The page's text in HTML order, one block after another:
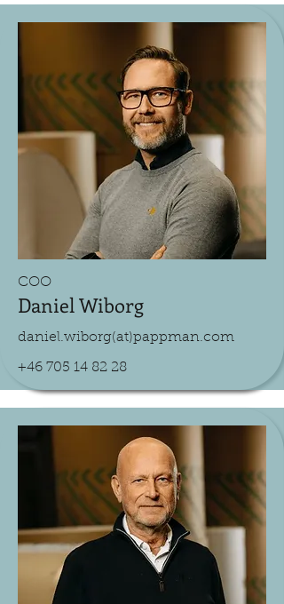
COO
Daniel Wiborg
daniel.wiborg(at)pappman.com
+46 705 14 82 28